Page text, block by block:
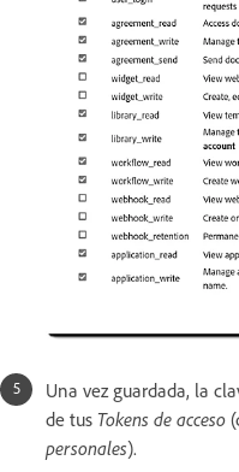
Una vez guardada, la
de tus Tokens de acceso
personales).